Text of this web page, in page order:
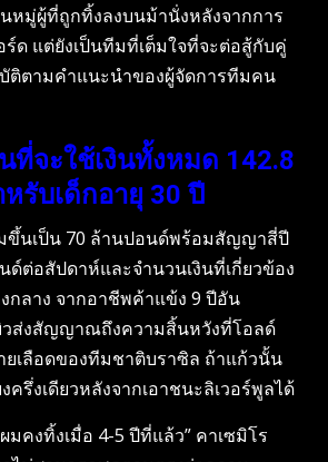
หมู่ผู้ที่ถูกทิ้งลงบนม้านั่งหลังจากการ
ด แต่ยังเป็นทีมที่เต็มใจที่จะต่อสู้กับคู่
ติตามคำแนะนำของผู้จัดการทีมคน
ที่จะใช้เงินทั้งหมด 142.8
รับเด็กอายุ 30 ปี
ขึ้นเป็น 70 ล้านปอนด์พร้อมสัญญาสี่ปี
ด์ต่อสัปดาห์และจำนวนเงินที่เกี่ยวข้อง
กลาง จากอาชีพค้าแข้ง 9 ปีอัน
วส่งสัญญาณถึงความสิ้นหวังที่โอลด์
เลือดของทีมชาติบราซิล ถ้าแก้วนั้น
ครึ่งเดียวหลังจากเอาชนะลิเวอร์พูลได้
มคงทิ้งเมื่อ 4-5 ปีที่แล้ว” คาเซมิโร